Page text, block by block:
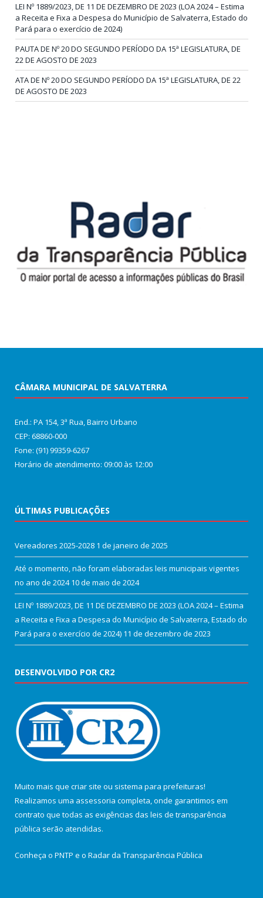
LEI Nº 1889/2023, DE 11 DE DEZEMBRO DE 2023 (LOA 2024 – Estima
a Receita e Fixa a Despesa do Município de Salvaterra, Estado do
Pará para o exercício de 2024)
PAUTA DE Nº 20 DO SEGUNDO PERÍODO DA 15ª LEGISLATURA, DE
22 DE AGOSTO DE 2023
ATA DE Nº 20 DO SEGUNDO PERÍODO DA 15ª LEGISLATURA, DE 22
DE AGOSTO DE 2023
CÂMARA MUNICIPAL DE SALVATERRA
End.: PA 154, 3ª Rua, Bairro Urbano
CEP: 68860‑000
Fone: (91) 99359-6267
Horário de atendimento: 09:00 às 12:00
ÚLTIMAS PUBLICAÇÕES
Vereadores 2025-2028 1 de janeiro de 2025
Até o momento, não foram elaboradas leis municipais vigentes
no ano de 2024 10 de maio de 2024
LEI Nº 1889/2023, DE 11 DE DEZEMBRO DE 2023 (LOA 2024 – Estima
a Receita e Fixa a Despesa do Município de Salvaterra, Estado do
Pará para o exercício de 2024) 11 de dezembro de 2023
DESENVOLVIDO POR CR2
Muito mais que criar site ou sistema para prefeituras!
Realizamos uma assessoria completa, onde garantimos em
contrato que todas as exigências das leis de transparência
pública serão atendidas.
Conheça o PNTP e o Radar da Transparência Pública